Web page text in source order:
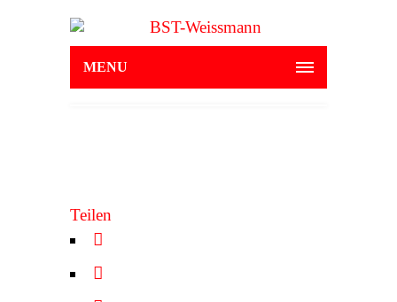
MENU
Teilen